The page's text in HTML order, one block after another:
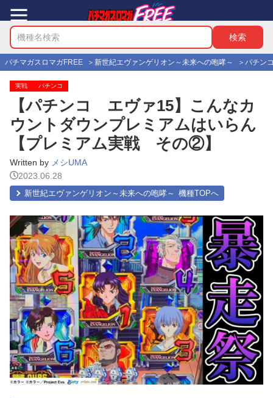
パチマガスロマガFREE 新世紀エヴァンゲリオン～未来への咆哮～ パチン
実戦 パチンコ
【パチンコ エヴァ15】こんなカ
ウントダウンプレミアムはいらん
【プレミアム実戦 その②】
Written by メシUMA
2023.06.28
新世紀エヴァンゲリオン～未来への咆哮～